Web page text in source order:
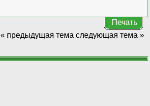
Печать
« предыдущая тема следующая тема »